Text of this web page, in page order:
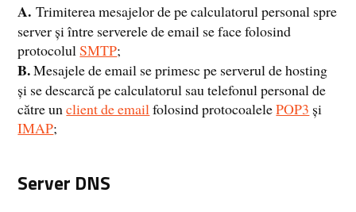
A. Trimiterea mesajelor de pe calculatorul personal spre
server și între serverele de email se face folosind
protocolulSMTP;
B.Mesajele de email se primesc pe serverul de hosting
și se descarcă pe calculatorul sau telefonul personal de
către unclient de emailfolosind protocoalelePOP3 și
IMAP;
Server DNS